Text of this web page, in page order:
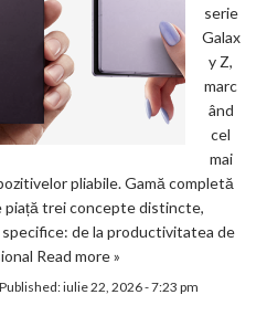
serie
Galax
y Z,
marc
ând
cel
mai
pliabile. Gamă completă
piață trei concepte distincte,
de la productivitatea de
Read more »
Published:iulie 22, 2026 - 7:23 pm